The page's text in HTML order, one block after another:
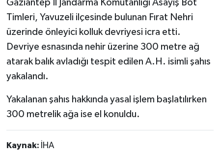
Gaziantep İl Jandarma Komutanlığı Asayiş Bot
Timleri, Yavuzeli ilçesinde bulunan Fırat Nehri
üzerinde önleyici kolluk devriyesi icra etti.
Devriye esnasında nehir üzerine 300 metre ağ
atarak balık avladığı tespit edilen A.H. isimli şahıs
yakalandı.
Yakalanan şahıs hakkında yasal işlem başlatılırken
300 metrelik ağa ise el konuldu.
Kaynak: İHA